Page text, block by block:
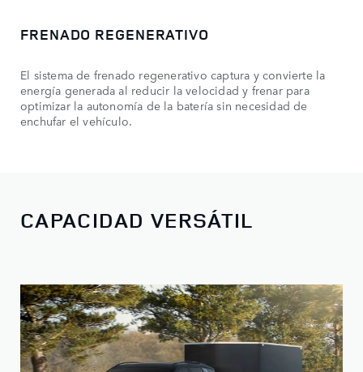
FRENADO REGENERATIVO
El sistema de frenado regenerativo captura y convierte la
energía generada al reducir la velocidad y frenar para
optimizar la autonomía de la batería sin necesidad de
enchufar el vehículo.
CAPACIDAD VERSÁTIL